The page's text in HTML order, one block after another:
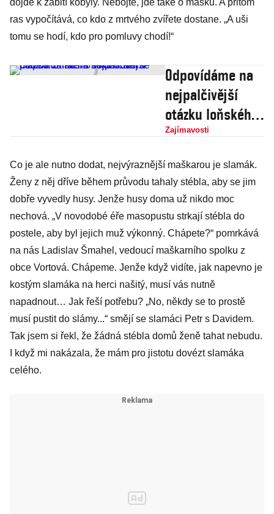
dojde k zabití kobyly. Nebojte, jde také o masku. A přitom
ras vypočítává, co kdo z mrtvého zvířete dostane. „A uši
tomu se hodí, kdo pro pomluvy chodí!“
Odpovídáme na
nejpalčivější
otázku loňského
roku: Kam se
s kohoutem?
Zajímavosti
Co je ale nutno dodat, nejvýraznější maškarou je slamák.
Ženy z něj dříve během průvodu tahaly stébla, aby se jim
dobře vyvedly husy. Jenže husy doma už nikdo moc
nechová. „V novodobé éře masopustu strkají stébla do
postele, aby byl jejich muž výkonný. Chápete?“ pomrkává
na nás Ladislav Šmahel, vedoucí maškarního spolku z
obce Vortová. Chápeme. Jenže když vidíte, jak napevno je
kostým slamáka na herci našitý, musí vás nutně
napadnout… Jak řeší potřebu? „No, někdy se to prostě
musí pustit do slámy...“ smějí se slamáci Petr s Davidem.
Tak jsem si řekl, že žádná stébla domů ženě tahat nebudu.
I když mi nakázala, že mám pro jistotu dovézt slamáka
celého.